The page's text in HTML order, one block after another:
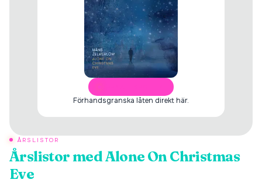
Förhandsgranska låten direkt här.
ÅRSLISTOR
Årslistor medAlone On Christmas
Eve